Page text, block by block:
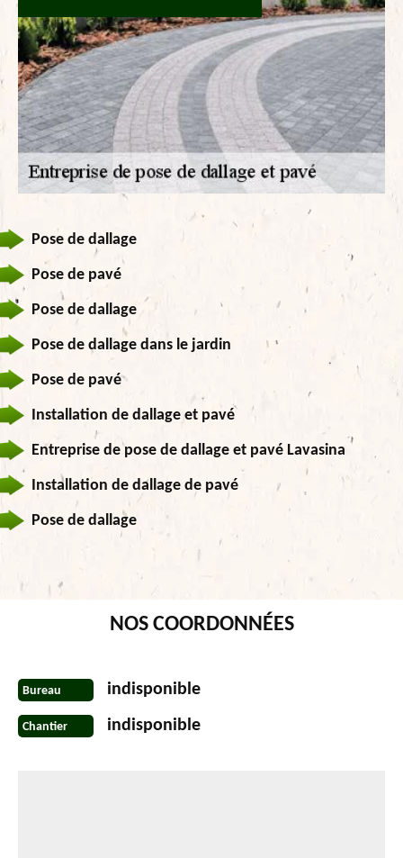
Pose de dallage
Pose de pavé
Pose de dallage
Pose de dallage dans le jardin
Pose de pavé
Installation de dallage et pavé
Entreprise de pose de dallage et pavé Lavasina
Installation de dallage de pavé
Pose de dallage
NOS COORDONNÉES
Bureau indisponible
Chantier indisponible